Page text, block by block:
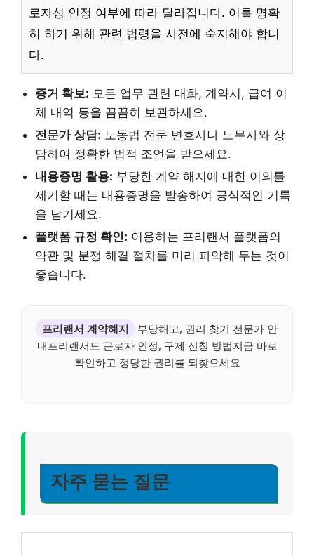
로자성 인정 여부에 따라 달라집니다. 이를 명확
히 하기 위해 관련 법령을 사전에 숙지해야 합니
다.
증거 확보: 모든 업무 관련 대화, 계약서, 급여 이
체 내역 등을 꼼꼼히 보관하세요.
전문가 상담: 노동법 전문 변호사나 노무사와 상
담하여 정확한 법적 조언을 받으세요.
내용증명 활용: 부당한 계약 해지에 대한 이의를
제기할 때는 내용증명을 발송하여 공식적인 기록
을 남기세요.
플랫폼 규정 확인: 이용하는 프리랜서 플랫폼의
약관 및 분쟁 해결 절차를 미리 파악해 두는 것이
좋습니다.
프리랜서 계약해지
부당해고, 권리 찾기 전문가 안
내프리랜서도 근로자 인정, 구제 신청 방법지금 바로
확인하고 정당한 권리를 되찾으세요
자주 묻는 질문